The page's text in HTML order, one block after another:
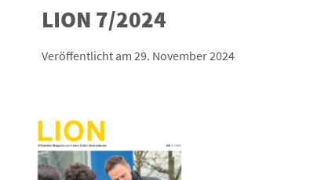
LION 7/2024
Veröffentlicht am 29. November 2024